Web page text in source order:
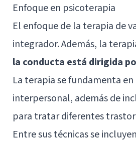
Enfoque en psicoterapia
El enfoque de la terapia de
integrador. Además, la
la conducta está dirigida
La terapia se fundamenta
interpersonal, además de
para tratar diferentes
Entre sus técnicas se